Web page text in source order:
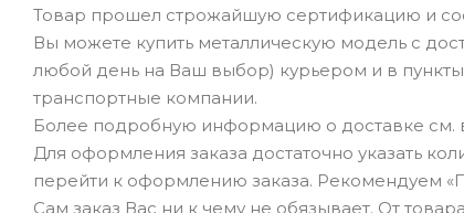
Товар прошел строжайшую сертификацию и
Вы можете купить металлическую модель с
любой день на Ваш выбор) курьером и в
транспортные компании.
Более подробную информацию о доставке см.
Для оформления заказа достаточно указать
перейти к оформлению заказа. Рекомендуем
Сам заказ Вас ни к чему не обязывает. От